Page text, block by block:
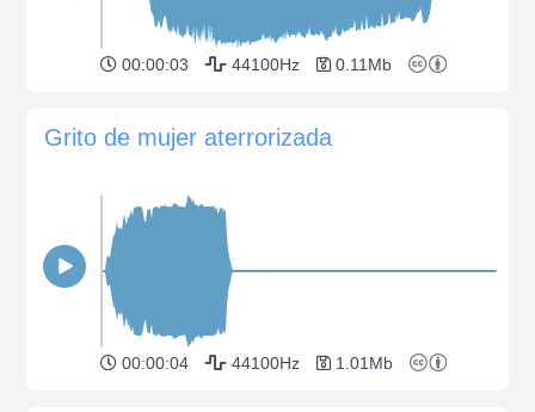
00:00:03 44100Hz 0.11Mb
Grito de mujer aterrorizada
00:00:04 44100Hz 1.01Mb